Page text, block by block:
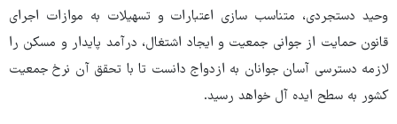
وحید دستجردی، متناسب سازی اعتبارات و تسهیلات به موازات اجرای
قانون حمایت از جوانی جمعیت و ایجاد اشتغال، درآمد پایدار و مسکن را
لازمه دسترسی آسان جوانان به ازدواج دانست تا با تحقق آن نرخ جمعیت
کشور به سطح ایده آل خواهد رسید.